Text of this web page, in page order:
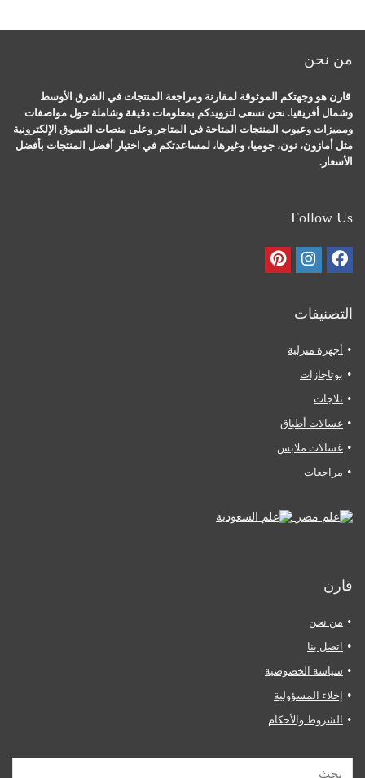
من نحن
قارن هو وجهتكم الموثوقة لمقارنة ومراجعة المنتجات في الشرق الأوسط
وشمال أفريقيا. نحن نسعى لتزويدكم بمعلومات دقيقة وشاملة حول مواصفات
ومميزات وعيوب المنتجات المتاحة في المتاجر وعلى منصات التسوق الإلكترونية
مثل أمازون، نون، جوميا، وغيرها، لمساعدتكم في اختيار أفضل المنتجات بأفضل
الأسعار.
Follow Us
التصنيفات
أجهزة منزلية
بوتاجازات
ثلاجات
غسالات أطباق
غسالات ملابس
مراجعات
قارن
من نحن
اتصل بنا
سياسة الخصوصية
إخلاء المسؤولية
الشروط والأحكام